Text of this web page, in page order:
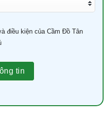
điều kiện của Cầm Đồ Tân